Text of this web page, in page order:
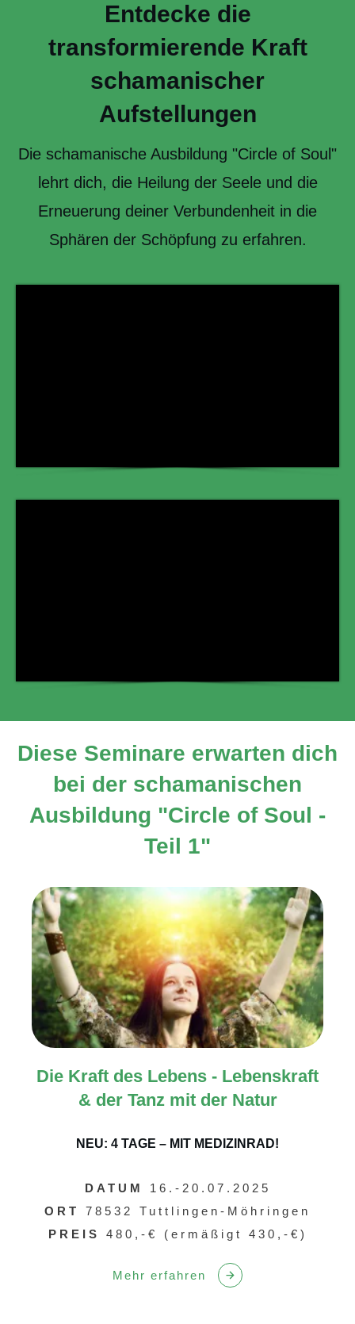
Entdecke die
transformierende Kraft
schamanischer
Aufstellungen
Die schamanische Ausbildung "Circle of Soul"
lehrt dich, die Heilung der Seele und die
Erneuerung deiner Verbundenheit in die
Sphären derSchöpfung zu erfahren.
Diese Seminare erwarten dich
bei der schamanischen
Ausbildung "Circle of Soul -
Teil 1"
Die Kraft des Lebens - Lebenskraft
& der Tanz mit der Natur
NEU: 4 TAGE – MIT MEDIZINRAD!
DATUM
16.-20.07.2025
ORT 78532 Tuttlingen-Möhringen
PREIS 480,-€ (ermäßigt 430,-€)
Mehr erfahren